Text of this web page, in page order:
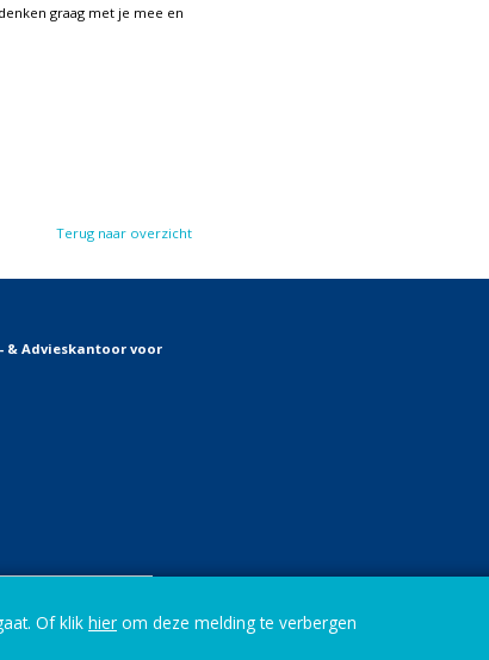
graag met je mee en
Terug naar overzicht
& Advieskantoor voor
Of klik hier om deze melding te verbergen